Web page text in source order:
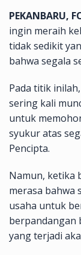
PEKANBARU,
ingin meraih
tidak sedikit
bahwa segala
Pada titik
sering kali
untuk
syukur atas
Pencipta.
Namun, ketika
merasa bahwa
usaha untuk
berpandangan
yang terjadi